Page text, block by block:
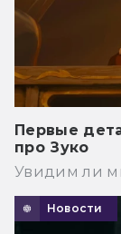
Первые
про Зуко
Увидим ли
Новости